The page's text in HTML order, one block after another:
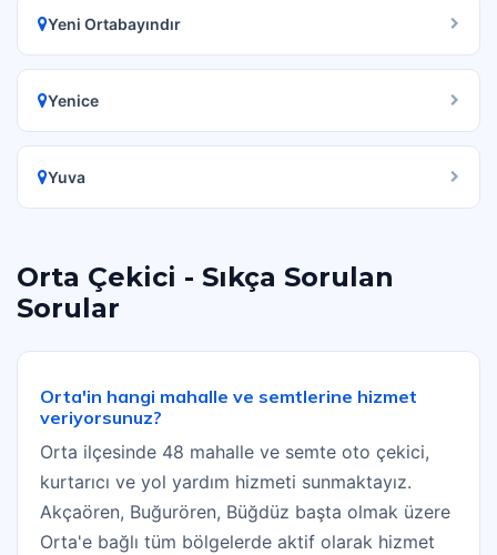
Yeni Ortabayındır
Yenice
Yuva
Orta Çekici - Sıkça Sorulan
Sorular
Orta'in hangi mahalle ve semtlerine hizmet
veriyorsunuz?
Orta ilçesinde 48 mahalle ve semte oto çekici,
kurtarıcı ve yol yardım hizmeti sunmaktayız.
Akçaören, Buğurören, Büğdüz başta olmak üzere
Orta'e bağlı tüm bölgelerde aktif olarak hizmet